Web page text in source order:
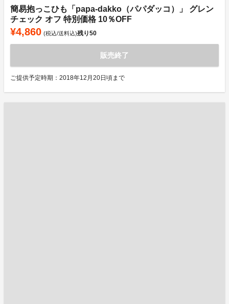
簡易抱っこひも「papa-dakko（パパダッコ）」 グレン
チェック オフ 特別価格 10％OFF
¥4,860 (税込/送料込)残り50
販売終了
ご提供予定時期：2018年12月20日頃まで